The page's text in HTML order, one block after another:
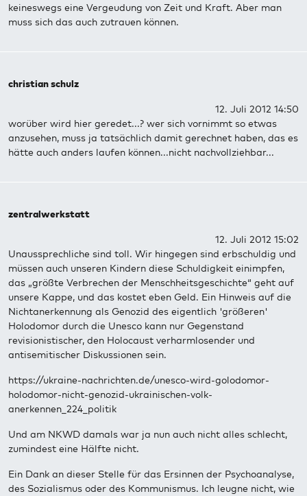
keineswegs eine Vergeudung von Zeit und Kraft. Aber man
muss sich das auch zutrauen können.
christian schulz
12. Juli 2012 14:50
worüber wird hier geredet...? wer sich vornimmt so etwas
anzusehen, muss ja tatsächlich damit gerechnet haben, das es
hätte auch anders laufen können...nicht nachvollziehbar...
zentralwerkstatt
12. Juli 2012 15:02
Unaussprechliche sind toll. Wir hingegen sind erbschuldig und
müssen auch unseren Kindern diese Schuldigkeit einimpfen,
das „größte Verbrechen der Menschheitsgeschichte“ geht auf
unsere Kappe, und das kostet eben Geld. Ein Hinweis auf die
Nichtanerkennung als Genozid des eigentlich 'größeren'
Holodomor durch die Unesco kann nur Gegenstand
revisionistischer, den Holocaust verharmlosender und
antisemitischer Diskussionen sein.
https://ukraine-nachrichten.de/unesco-wird-golodomor-
holodomor-nicht-genozid-ukrainischen-volk-
anerkennen_224_politik
Und am NKWD damals war ja nun auch nicht alles schlecht,
zumindest eine Hälfte nicht.
Ein Dank an dieser Stelle für das Ersinnen der Psychoanalyse,
des Sozialismus oder des Kommunismus. Ich leugne nicht, wie